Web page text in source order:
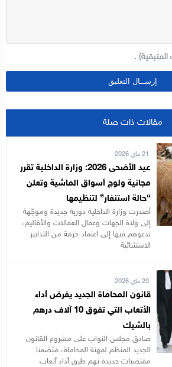
.
مقالات ذات صلة
عيد الأضحى 2026: وزارة الداخلية تقرر
مجانية ولوج أسواق الماشية وتعلن
“حالة استنفار” لتنظيمها
أصدرت وزارة الداخلية دورية جديدة وموجّهة
إلى ولاة الجهات وعمال العمالات والأقاليم،
تدعوهم فيها إلى اعتماد حزمة من التدابير
الاستثنائية
20 ماي 2026
قانون المحاماة الجديد يفرض أداء
الأتعاب التي تفوق 10 آلاف درهم
بالشيك
صادق مجلس النواب على مشروع القانون
الجديد المنظم لمهنة المحاماة، متضمنا
مقتضيات جديدة تهم طرق أداء أتعاب